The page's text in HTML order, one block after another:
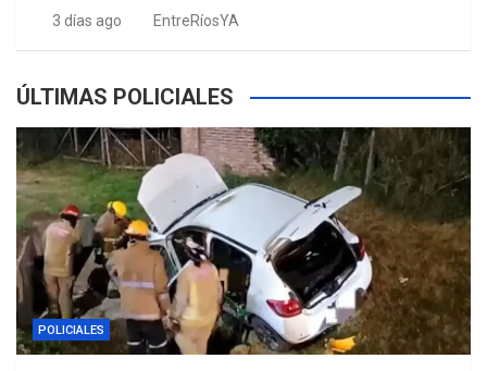
3 días ago EntreRíosYA
ÚLTIMAS POLICIALES
POLICIALES